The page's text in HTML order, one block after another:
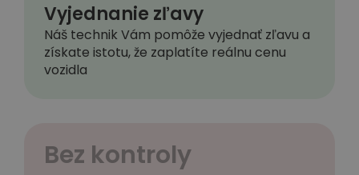
Vyjednanie zľavy
Náš technik Vám pomôže vyjednať zľavu a
získate istotu, že zaplatíte reálnu cenu
vozidla
Bez kontroly